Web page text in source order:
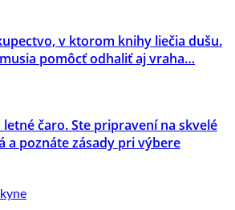
v ktorom knihy liečia dušu.
pomôcť odhaliť aj vraha…
letné čaro. Ste pripravení na skvelé
a poznáte zásady pri výbere